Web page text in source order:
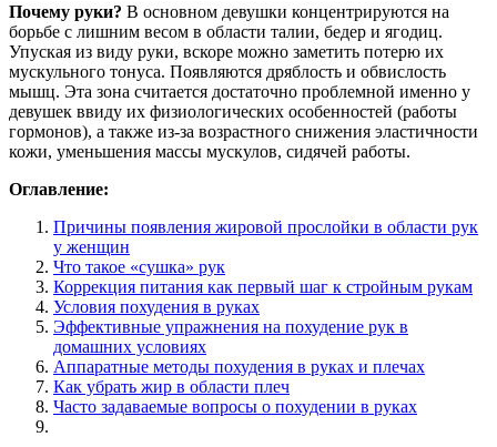
Почему руки? В основном девушки концентрируются на
борьбе с лишним весом в области талии, бедер и ягодиц.
Упуская из виду руки, вскоре можно заметить потерю их
мускульного тонуса. Появляются дряблость и обвислость
мышц. Эта зона считается достаточно проблемной именно у
девушек ввиду их физиологических особенностей (работы
гормонов), а также из-за возрастного снижения эластичности
кожи, уменьшения массы мускулов, сидячей работы.
Оглавление:
Причины появления жировой прослойки в области рук
у женщин
Что такое «сушка» рук
Коррекция питания как первый шаг к стройным рукам
Условия похудения в руках
Эффективные упражнения на похудение рук в
домашних условиях
Аппаратные методы похудения в руках и плечах
Как убрать жир в области плеч
Часто задаваемые вопросы о похудении в руках